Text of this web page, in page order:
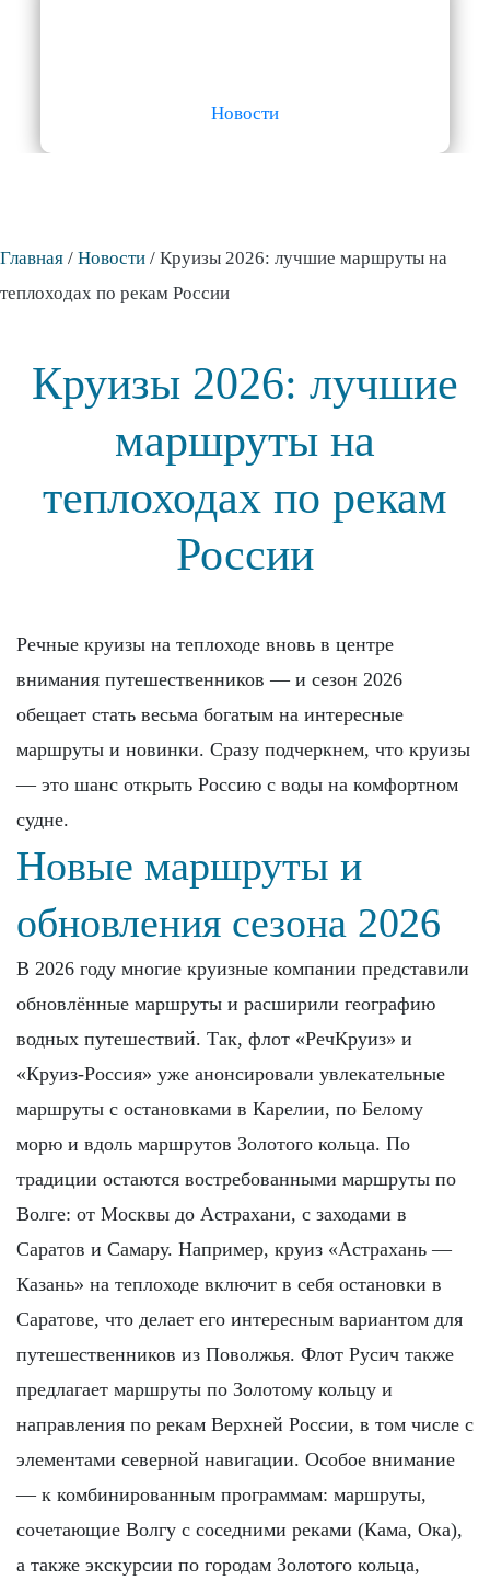
Новости
Главная / Новости / Круизы 2026: лучшие маршруты на
теплоходах по рекам России
Круизы 2026: лучшие
маршруты на
теплоходах по рекам
России
Речные круизы на теплоходе вновь в центре
внимания путешественников — и сезон 2026
обещает стать весьма богатым на интересные
маршруты и новинки. Сразу подчеркнем, что круизы
— это шанс открыть Россию с воды на комфортном
судне.
Новые маршруты и
обновления сезона 2026
В 2026 году многие круизные компании представили
обновлённые маршруты и расширили географию
водных путешествий. Так, флот «РечКруиз» и
«Круиз‑Россия» уже анонсировали увлекательные
маршруты с остановками в Карелии, по Белому
морю и вдоль маршрутов Золотого кольца. По
традиции остаются востребованными маршруты по
Волге: от Москвы до Астрахани, с заходами в
Саратов и Самару. Например, круиз «Астрахань —
Казань» на теплоходе включит в себя остановки в
Саратове, что делает его интересным вариантом для
путешественников из Поволжья. Флот Русич также
предлагает маршруты по Золотому кольцу и
направления по рекам Верхней России, в том числе с
элементами северной навигации. Особое внимание
— к комбинированным программам: маршруты,
сочетающие Волгу с соседними реками (Кама, Ока),
а также экскурсии по городам Золотого кольца,